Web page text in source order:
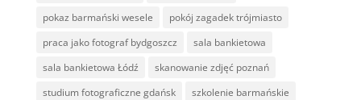
pokaz barmański wesele
pokój zagadek trójmiasto
praca jako fotograf bydgoszcz
sala bankietowa
sala bankietowa Łódź
skanowanie zdjęć poznań
studium fotograficzne gdańsk
szkolenie barmańskie